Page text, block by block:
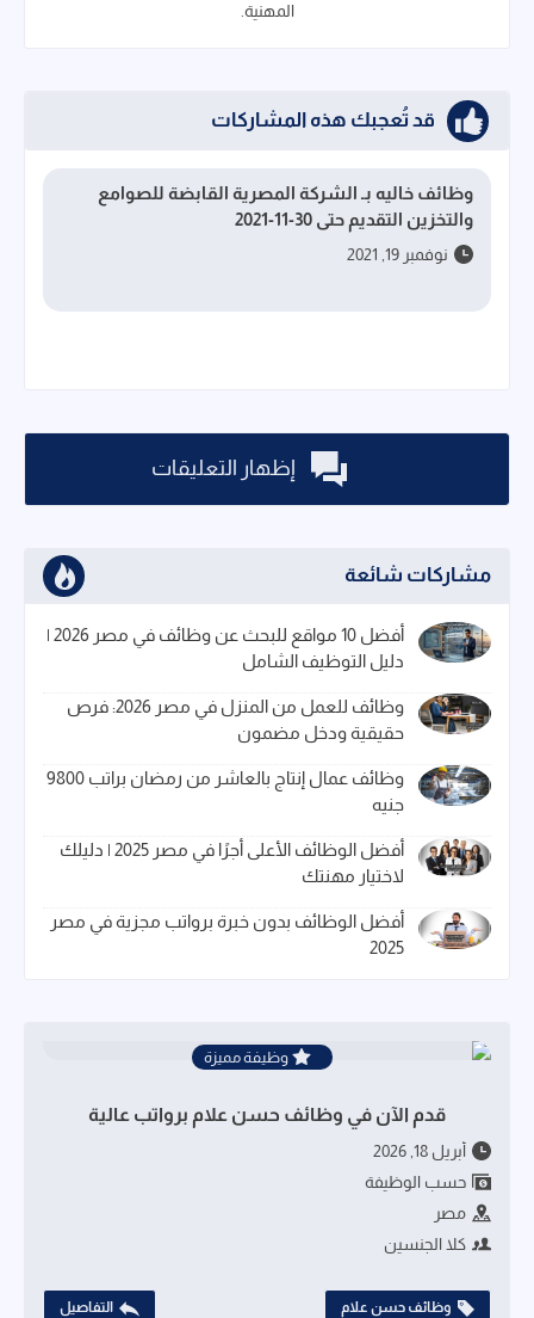
المهنية.
قد تُعجبك هذه المشاركات
وظائف خاليه بـ الشركة المصرية القابضة للصوامع
والتخزين التقديم حتى 30-11-2021
نوفمبر 19, 2021
إظهار التعليقات
مشاركات شائعة
أفضل 10 مواقع للبحث عن وظائف في مصر 2026 |
دليل التوظيف الشامل
وظائف للعمل من المنزل في مصر 2026: فرص
حقيقية ودخل مضمون
وظائف عمال إنتاج بالعاشر من رمضان براتب 9800
جنيه
أفضل الوظائف الأعلى أجرًا في مصر 2025 | دليلك
لاختيار مهنتك
أفضل الوظائف بدون خبرة برواتب مجزية في مصر
2025
وظيفة مميزة
قدم الآن في وظائف حسن علام برواتب عالية
أبريل 18, 2026
حسب الوظيفة
مصر
كلا الجنسين
وظائف حسن علام التفاصيل